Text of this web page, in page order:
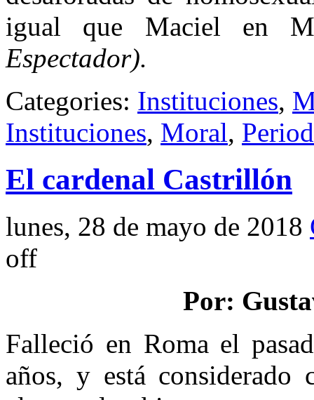
igual que Maciel en
Espectador).
Categories: Instituciones,
Instituciones, Moral,
El cardenal Castrillón
lunes, 28 de mayo de 2018
off
Por:
Falleció en Roma el
años, y está considerado